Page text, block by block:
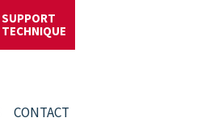
SUPPORT
TECHNIQUE
CONTACT